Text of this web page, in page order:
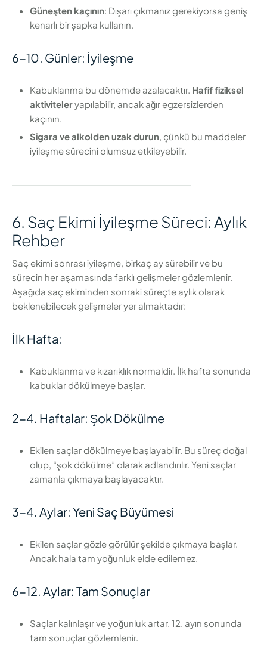
Güneşten kaçının: Dışarı çıkmanız gerekiyorsa geniş
kenarlı bir şapka kullanın.
6-10. Günler: İyileşme
Kabuklanma bu dönemde azalacaktır. Hafif fiziksel
aktiviteleryapılabilir, ancak ağır egzersizlerden
kaçının.
Sigara ve alkolden uzak durun , çünkü bu maddeler
iyileşme sürecini olumsuz etkileyebilir.
6. Saç Ekimi İyileşme Süreci: Aylık
Rehber
Saç ekimi sonrası iyileşme, birkaç ay sürebilir ve bu
sürecin her aşamasında farklı gelişmeler gözlemlenir.
Aşağıda saç ekiminden sonraki süreçte aylık olarak
beklenebilecek gelişmeler yer almaktadır:
İlk Hafta:
Kabuklanma ve kızarıklık normaldir. İlk hafta sonunda
kabuklar dökülmeye başlar.
2-4. Haftalar: Şok Dökülme
Ekilen saçlar dökülmeye başlayabilir. Bu süreç doğal
olup, “şok dökülme” olarak adlandırılır. Yeni saçlar
zamanla çıkmaya başlayacaktır.
3-4. Aylar: Yeni Saç Büyümesi
Ekilen saçlar gözle görülür şekilde çıkmaya başlar.
Ancak hala tam yoğunluk elde edilemez.
6-12. Aylar: Tam Sonuçlar
Saçlar kalınlaşır ve yoğunluk artar. 12. ayın sonunda
tam sonuçlar gözlemlenir.